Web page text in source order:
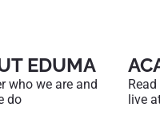
EDUMA
who we are and
do
live